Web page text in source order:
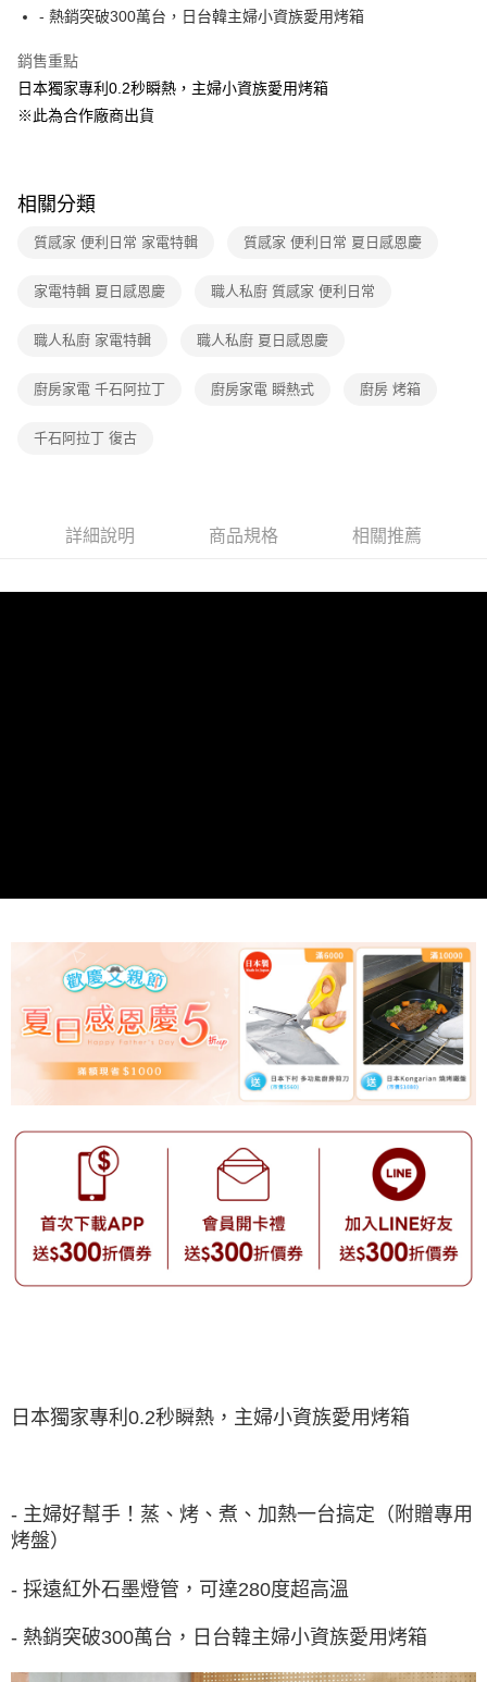
相關說明
1.本服務由台灣大哥大提供，台灣大哥大用戶可立即使用無須另外申請。
流程，驗證手機門號後，選擇欲分期的期數、繳款截止日，確認付款後即完
成交易。
法說明評估內容。
【繳款方式說明】
1.分期款項不併入電信帳單，「大哥付你分期」於每月結算日後寄送繳費提
醒簡訊。
帳／街口支付／iPASS MONEY」等通路繳費。
【注意事項】
1.本服務係由「台灣大哥大股份有限公司」（以下簡稱本公司）所提供，讓
買賣價金債權讓與本公司後，依約使用本公司帳單繳交帳款。
資料（包含姓名、電話或地址）提供予台灣大哥大進項蒐集、處理及利用，
由本公司與您本人進行分期帳單所需資料之確認、核對及更正。
ATM付款
運送方式
- 熱銷突破300萬台，日台韓主婦小資族愛用烤箱
銷售重點
日本獨家專利0.2秒瞬熱，主婦小資族愛用烤箱
※此為合作廠商出貨
相關分類
質感家 便利日常 家電特輯 質感家 便利日常 夏日感恩慶
家電特輯 夏日感恩慶 職人私廚 質感家 便利日常
職人私廚 家電特輯 職人私廚 夏日感恩慶
廚房家電 千石阿拉丁 廚房家電 瞬熱式 廚房 烤箱
千石阿拉丁 復古
詳細說明 商品規格 相關推薦
日本獨家專利0.2秒瞬熱，主婦小資族愛用烤箱
- 主婦好幫手！蒸、烤、煮、加熱一台搞定（附贈專用
烤盤）
- 採遠紅外石墨燈管，可達280度超高溫
- 熱銷突破300萬台，日台韓主婦小資族愛用烤箱